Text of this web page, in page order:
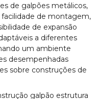
de galpões metálicos,
facilidade de montagem,
de expansão
a diferentes
um ambiente
desempenhadas
sobre construções de
galpão estrutura